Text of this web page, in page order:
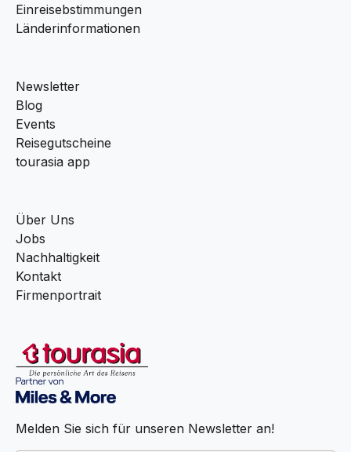
Einreisebstimmungen
Länderinformationen
Newsletter
Blog
Events
Reisegutscheine
tourasia app
Über Uns
Jobs
Nachhaltigkeit
Kontakt
Firmenportrait
Melden Sie sich für unseren Newsletter an!